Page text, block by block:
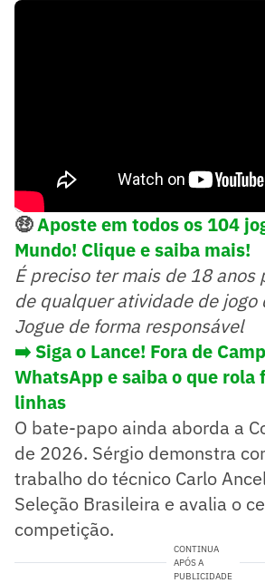
🤑Aposte em todos os 104
Mundo! Clique e saiba mais!
É preciso ter mais de 18
de qualquer atividade de jogo
Jogue de forma responsável
➡️ Siga o Lance! Fora de
WhatsApp e saiba o que rola
linhas
O bate-papo ainda aborda a
de 2026. Sérgio demonstra
trabalho do técnico Carlo
Seleção Brasileira e avalia o
competição.
CONTINUA
APÓS A
PUBLICIDADE